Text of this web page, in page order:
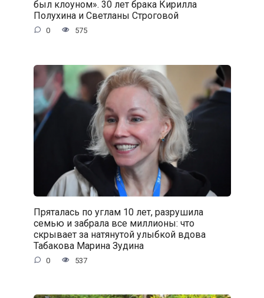
был клоуном». 30 лет брака Кирилла
Полухина и Светланы Строговой
0 575
Пряталась по углам 10 лет, разрушила
семью и забрала все миллионы: что
скрывает за натянутой улыбкой вдова
Табакова Марина Зудина
0 537